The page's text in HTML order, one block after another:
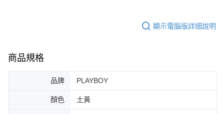
顯示電腦版詳細說明
商品規格
品牌 PLAYBOY
顏色 土黃